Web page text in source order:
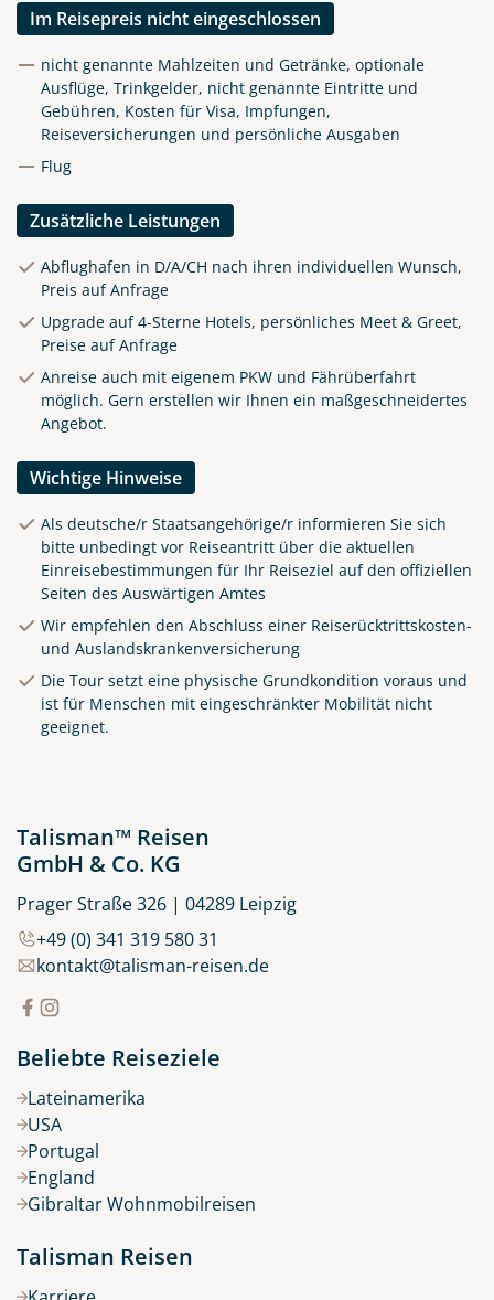
Clifden Harbour Co. Galway
© Big Smoke Studio
Im Reisepreis nicht eingeschlossen
nicht genannte Mahlzeiten und Getränke, optionale
Ausflüge, Trinkgelder, nicht genannte Eintritte und
Gebühren, Kosten für Visa, Impfungen,
Reiseversicherungen und persönliche Ausgaben
Flug
Zusätzliche Leistungen
Abflughafen in D/A/CH nach ihren individuellen Wunsch,
Preis auf Anfrage
Upgrade auf 4-Sterne Hotels, persönliches Meet & Greet,
Preise auf Anfrage
Anreise auch mit eigenem PKW und Fährüberfahrt
möglich. Gern erstellen wir Ihnen ein maßgeschneidertes
Angebot.
Wichtige Hinweise
Als deutsche/r Staatsangehörige/r informieren Sie sich
bitte unbedingt vor Reiseantritt über die aktuellen
Einreisebestimmungen für Ihr Reiseziel auf den offiziellen
Seiten des Auswärtigen Amtes
Wir empfehlen den Abschluss einer Reiserücktrittskosten-
und Auslandskrankenversicherung
Die Tour setzt eine physische Grundkondition voraus und
ist für Menschen mit eingeschränkter Mobilität nicht
geeignet.
Talisman™ Reisen
GmbH & Co. KG
Prager Straße 326 | 04289 Leipzig
+49 (0) 341 319 580 31
kontakt@talisman-reisen.de
Beliebte Reiseziele
Lateinamerika
USA
Portugal
England
Gibraltar Wohnmobilreisen
Talisman Reisen